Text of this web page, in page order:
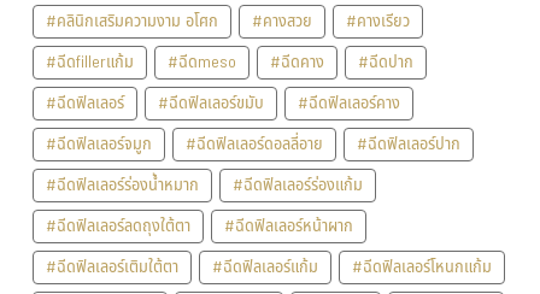
#คลินิกเสริมความงาม อโศก
#คางสวย
#คางเรียว
#ฉีดfillerแก้ม
#ฉีดmeso #ฉีดคาง
#ฉีดปาก
#ฉีดฟิลเลอร์
#ฉีดฟิลเลอร์ขมับ
#ฉีดฟิลเลอร์คาง
#ฉีดฟิลเลอร์จมูก
#ฉีดฟิลเลอร์ดอลลี่อาย
#ฉีดฟิลเลอร์ปาก
#ฉีดฟิลเลอร์ร่องน้ำหมาก
#ฉีดฟิลเลอร์ร่องแก้ม
#ฉีดฟิลเลอร์ลดถุงใต้ตา
#ฉีดฟิลเลอร์หน้าผาก
#ฉีดฟิลเลอร์เติมใต้ตา
#ฉีดฟิลเลอร์แก้ม
#ฉีดฟิลเลอร์โหนกแก้ม